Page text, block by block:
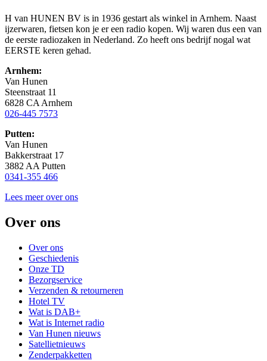
H van HUNEN BV is in 1936 gestart als winkel in Arnhem. Naast
ijzerwaren, fietsen kon je er een radio kopen. Wij waren dus een van
de eerste radiozaken in Nederland. Zo heeft ons bedrijf nogal wat
EERSTE keren gehad.
Arnhem:
Van Hunen
Steenstraat 11
6828 CA Arnhem
026-445 7573
Putten:
Van Hunen
Bakkerstraat 17
3882 AA Putten
0341-355 466
Lees meer over ons
Over ons
Over ons
Geschiedenis
Onze TD
Bezorgservice
Verzenden & retourneren
Hotel TV
Wat is DAB+
Wat is Internet radio
Van Hunen nieuws
Satellietnieuws
Zenderpakketten